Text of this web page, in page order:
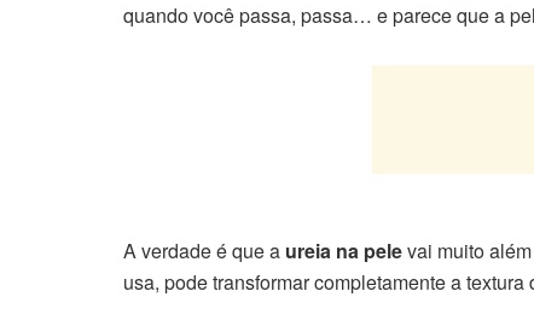
quando você passa, passa… e parece que a
A verdade é que a ureia na pelevai muito
usa, pode transformar completamente a textura